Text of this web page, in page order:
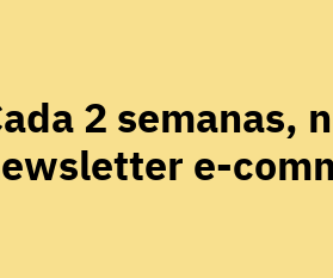
2 semanas,
e-